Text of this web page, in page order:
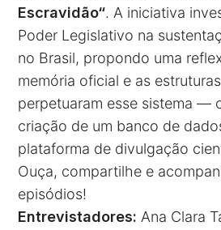
Escravidão“. A iniciativa
Poder Legislativo na
no Brasil, propondo uma
memória oficial e as
perpetuaram esse sistema —
criação de um banco de
plataforma de divulgação
Ouça, compartilhe e
episódios!
Entrevistadores: Ana Clara